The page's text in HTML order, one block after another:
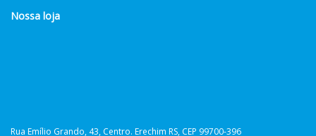
Nossa loja
Rua Emílio Grando, 43, Centro. Erechim RS, CEP 99700-396